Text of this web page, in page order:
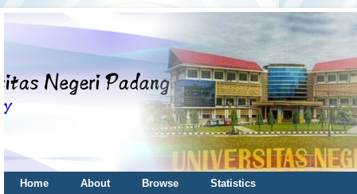
Home About Browse
Statistics